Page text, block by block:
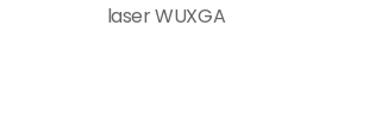
laser WUXGA